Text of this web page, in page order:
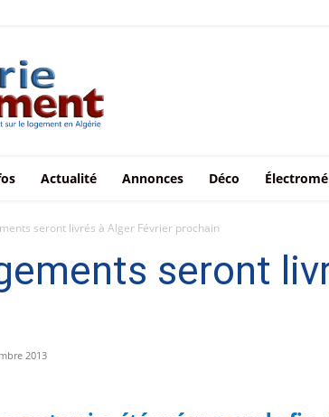
Actualité Annonces Déco
seront livrés à Alger Février prochain
seront
2013